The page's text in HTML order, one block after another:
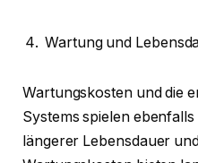
Wartung und
Wartungskosten und die
Systems spielen
längerer Lebensdauer